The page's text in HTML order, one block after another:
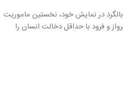
در نمایش خود، نخستین ماموریت
و فرود با حداقل دخالت انسان را